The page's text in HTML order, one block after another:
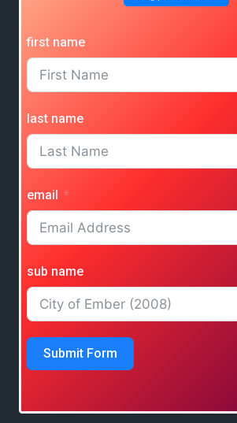
first name
last name
email
sub name
Submit Form